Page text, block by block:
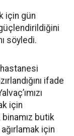
için gün
söyledi.
ifade
için
binamız butik
için